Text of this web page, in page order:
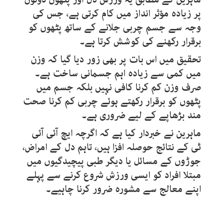
پر زیادہ مؤثر انداز میں کام کرتی ہے، جس کی
وجہ سے جسم چربی جلانے کے ساتھ پٹھوں کو
برقرار رکھنے کی کوشش کرتا ہے۔
تحقیق میں اس بات پر بھی زور دیا گیا کہ وزن
میں کمی سے زیادہ اہم جسمانی ساخت ہے۔
صرف وزن کم کرنا کافی نہیں بلکہ جسم میں
پٹھوں کو برقرار رکھتے ہوئے چربی کم کرنا صحت
مند بڑھاپے کے لیے ضروری ہے۔
ماہرین نے خبردار کیا ہے کہ اگرچہ ایچ آئی آئی
ٹی کے نتائج حوصلہ افزا ہیں، تاہم دل کے امراض،
جوڑوں کے مسائل یا دیگر طبی پیچیدگیوں میں
مبتلا افراد کو ایسی ورزش شروع کرنے سے پہلے
اپنے معالج سے مشورہ ضرور کرنا چاہیے۔